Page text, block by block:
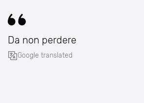
Da non perdere
Google translated